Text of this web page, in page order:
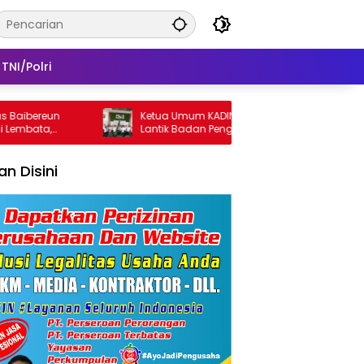
TNI/Polri
Ketua Umum KADIN NTT Bobby Lianto
Lantik Badan Pengurus KADIN Lembata
Disini